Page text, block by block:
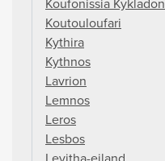
Koufonissia Kykladon
Koutouloufari
Kythira
Kythnos
Lavrion
Lemnos
Leros
Lesbos